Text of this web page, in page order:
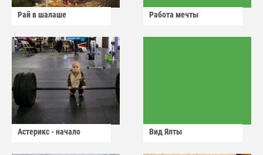
Рай в шалаше Работа мечты
Астерикс - начало Вид Ялты